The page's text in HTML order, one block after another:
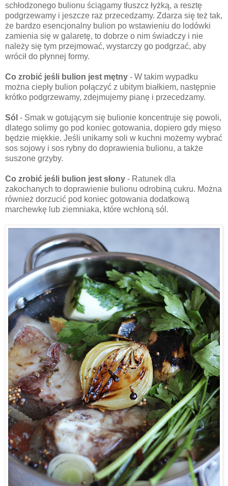
schłodzonego bulionu ściągamy tłuszcz łyżką, a resztę
podgrzewamy i jeszcze raz przecedzamy. Zdarza się też tak,
że bardzo esencjonalny bulion po wstawieniu do lodówki
zamienia się w galaretę, to dobrze o nim świadczy i nie
należy się tym przejmować, wystarczy go podgrzać, aby
wrócił do płynnej formy.
Co zrobić jeśli bulion jest mętny - W takim wypadku
można ciepły bulion połączyć z ubitym białkiem, następnie
krótko podgrzewamy, zdejmujemy pianę i przecedzamy.
Sól - Smak w gotującym się bulionie koncentruje się powoli,
dlatego solimy go pod koniec gotowania, dopiero gdy mięso
będzie miękkie. Jeśli unikamy soli w kuchni możemy wybrać
sos sojowy i sos rybny do doprawienia bulionu, a także
suszone grzyby.
Co zrobić jeśli bulion jest słony - Ratunek dla
zakochanych to doprawienie bulionu odrobiną cukru. Można
również dorzucić pod koniec gotowania dodatkową
marchewkę lub ziemniaka, które wchłoną sól.